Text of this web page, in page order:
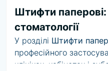
Штифти паперові:
стоматології
У розділі Штифти
професійного
клініках, кабінетах і